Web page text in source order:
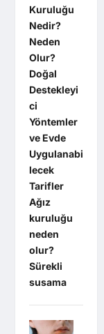
Kuruluğu
Nedir?
Neden
Olur?
Doğal
Destekleyi
ci
Yöntemler
ve Evde
Uygulanabi
lecek
Tarifler
Ağız
kuruluğu
neden
olur?
Sürekli
susama